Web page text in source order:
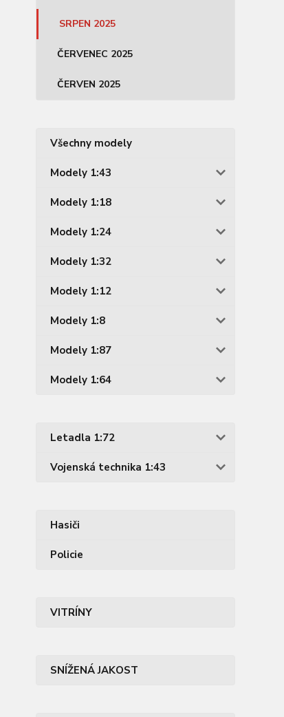
SRPEN 2025
ČERVENEC 2025
ČERVEN 2025
Všechny modely
Modely 1:43
Modely 1:18
Modely 1:24
Modely 1:32
Modely 1:12
Modely 1:8
Modely 1:87
Modely 1:64
Letadla 1:72
Vojenská technika 1:43
Hasiči
Policie
VITRÍNY
SNÍŽENÁ JAKOST